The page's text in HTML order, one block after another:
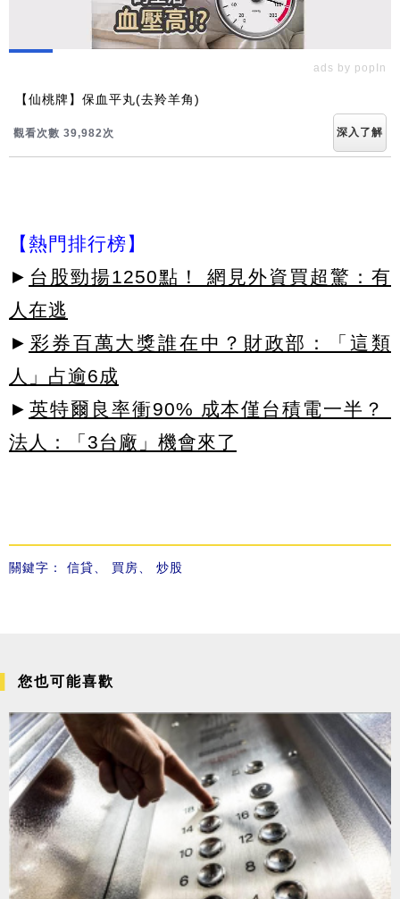
ads by popIn
【仙桃牌】保血平丸(去羚羊角)
觀看次數 39,986次 深入了解
【熱門排行榜】
► 台股勁揚1250點！ 網見外資買超驚：有
人在逃
► 彩券百萬大獎誰在中？財政部：「這類
人」占逾6成
► 英特爾良率衝90% 成本僅台積電一半？
法人：「3台廠」機會來了
關鍵字： 信貸 買房 炒股
您也可能喜歡